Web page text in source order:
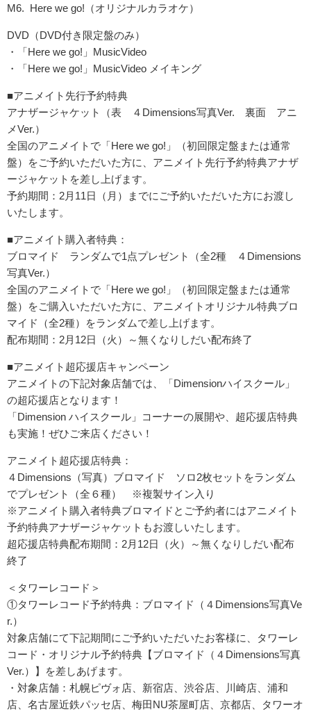
M6. Here we go!（オリジナルカラオケ）
DVD（DVD付き限定盤のみ）
・「Here we go!」MusicVideo
・「Here we go!」MusicVideo メイキング
■アニメイト先行予約特典
アナザージャケット（表 ４Dimensions写真Ver. 裏面 アニ
メVer.）
全国のアニメイトで「Here we go!」（初回限定盤または通常
盤）をご予約いただいた方に、アニメイト先行予約特典アナザ
ージャケットを差し上げます。
予約期間：2月11日（月）までにご予約いただいた方にお渡し
いたします。
■アニメイト購入者特典：
ブロマイド ランダムで1点プレゼント（全2種 ４Dimensions
写真Ver.）
全国のアニメイトで「Here we go!」（初回限定盤または通常
盤）をご購入いただいた方に、アニメイトオリジナル特典ブロ
マイド（全2種）をランダムで差し上げます。
配布期間：2月12日（火）～無くなりしだい配布終了
■アニメイト超応援店キャンペーン
アニメイトの下記対象店舗では、「Dimensionハイスクール」
の超応援店となります！
「Dimension ハイスクール」コーナーの展開や、超応援店特典
も実施！ぜひご来店ください！
アニメイト超応援店特典：
４Dimensions（写真）ブロマイド ソロ2枚セットをランダム
でプレゼント（全６種） ※複製サイン入り
※アニメイト購入者特典ブロマイドとご予約者にはアニメイト
予約特典アナザージャケットもお渡しいたします。
超応援店特典配布期間：2月12日（火）～無くなりしだい配布
終了
＜タワーレコード＞
①タワーレコード予約特典：ブロマイド（４Dimensions写真Ve
r.）
対象店舗にて下記期間にご予約いただいたお客様に、タワーレ
コード・オリジナル予約特典【ブロマイド（４Dimensions写真
Ver.）】を差しあげます。
・対象店舗：札幌ピヴォ店、新宿店、渋谷店、川崎店、浦和
店、名古屋近鉄パッセ店、梅田NU茶屋町店、京都店、タワーオ